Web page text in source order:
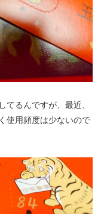
るんですが、最近、
使用頻度は少ないので